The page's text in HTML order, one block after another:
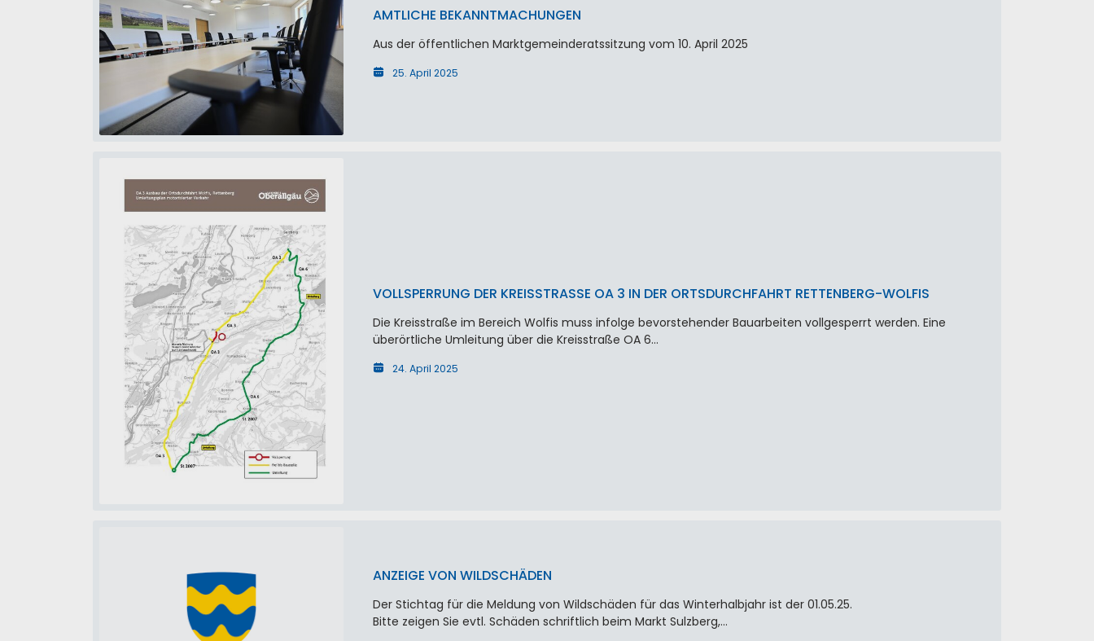
AMTLICHE BEKANNTMACHUNGEN
Aus der öffentlichen Marktgemeinderatssitzung vom 10. April 2025
25. April 2025
VOLLSPERRUNG DER KREISSTRASSE OA 3 IN DER ORTSDURCHFAHRT RETTENBERG-WOLFIS
Die Kreisstraße im Bereich Wolfis muss infolge bevorstehender Bauarbeiten vollgesperrt werden. Eine
überörtliche Umleitung über die Kreisstraße OA 6…
24. April 2025
ANZEIGE VON WILDSCHÄDEN
Der Stichtag für die Meldung von Wildschäden für das Winterhalbjahr ist der 01.05.25.
Bitte zeigen Sie evtl. Schäden schriftlich beim Markt Sulzberg,…